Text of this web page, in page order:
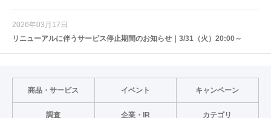
2026年03月17日
リニューアルに伴うサービス停止期間のお知らせ｜3/31（火）20:00～
商品・サービス イベント キャンペーン
調査 企業・IR カテゴリ